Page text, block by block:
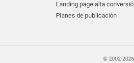
Landing page alta
Planes de publicación
© 2002-